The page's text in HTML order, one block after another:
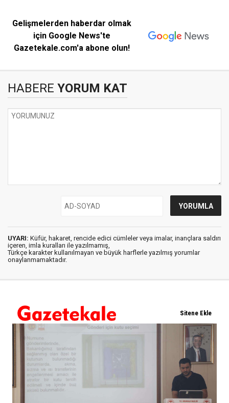
Gelişmelerden haberdar olmak
için Google News'te
Gazetekale.com'a abone olun!
HABERE YORUM KAT
UYARI: Küfür, hakaret, rencide edici cümleler veya imalar, inançlara saldırı
içeren, imla kuralları ile yazılmamış,
Türkçe karakter kullanılmayan ve büyük harflerle yazılmış yorumlar
onaylanmamaktadır.